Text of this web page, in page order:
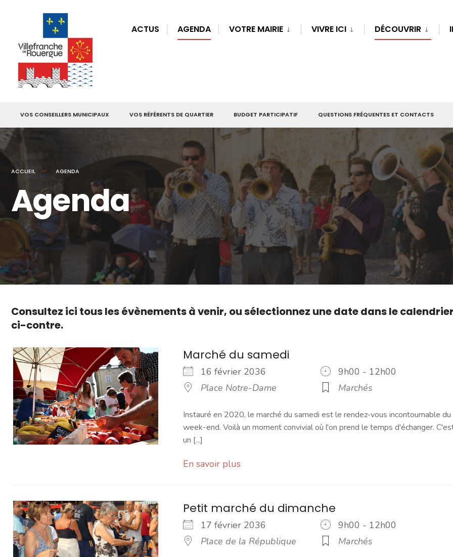
ACTUS AGENDA VOTRE MAIRIE VIVRE ICI DÉCOUVRIR
VOS CONSEILLERS MUNICIPAUX VOS RÉFÉRENTS DE QUARTIER BUDGET PARTICIPATIF QUESTIONS FRÉQUENTES ET CONTACTS
ACCUEIL AGENDA
Agenda
Consultez ici tous les évènements à venir, ou sélectionnez une date dans le
ci-contre.
Marché du samedi
16 février 2036
9h00 - 12h00
Place Notre-Dame
Marchés
Instauré en 2020, le marché du samedi est le rendez-vous incontournable du
week-end. Voilà un moment convivial où l'on prend le temps d'échanger.
un [...]
En savoir plus
Petit marché du dimanche
17 février 2036
9h00 - 12h00
Place de la République
Marchés